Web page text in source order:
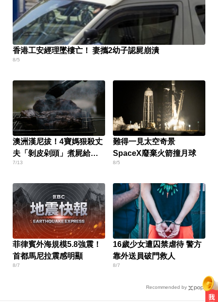
香港工安經理墜樓亡！ 妻攜2幼子認屍崩潰
8/5
澳洲漢尼拔！4寶媽狠殺丈
夫「剝皮剁頭」煮屍給孩
吃
7/13
難得一見太空奇景
SpaceX廢棄火箭撞月球
8/5
菲律賓外海規模5.8強震！
首都馬尼拉震感明顯
8/7
16歲少女遭囚禁虐待 警方
靠外送員破門救人
8/7
Recommended by